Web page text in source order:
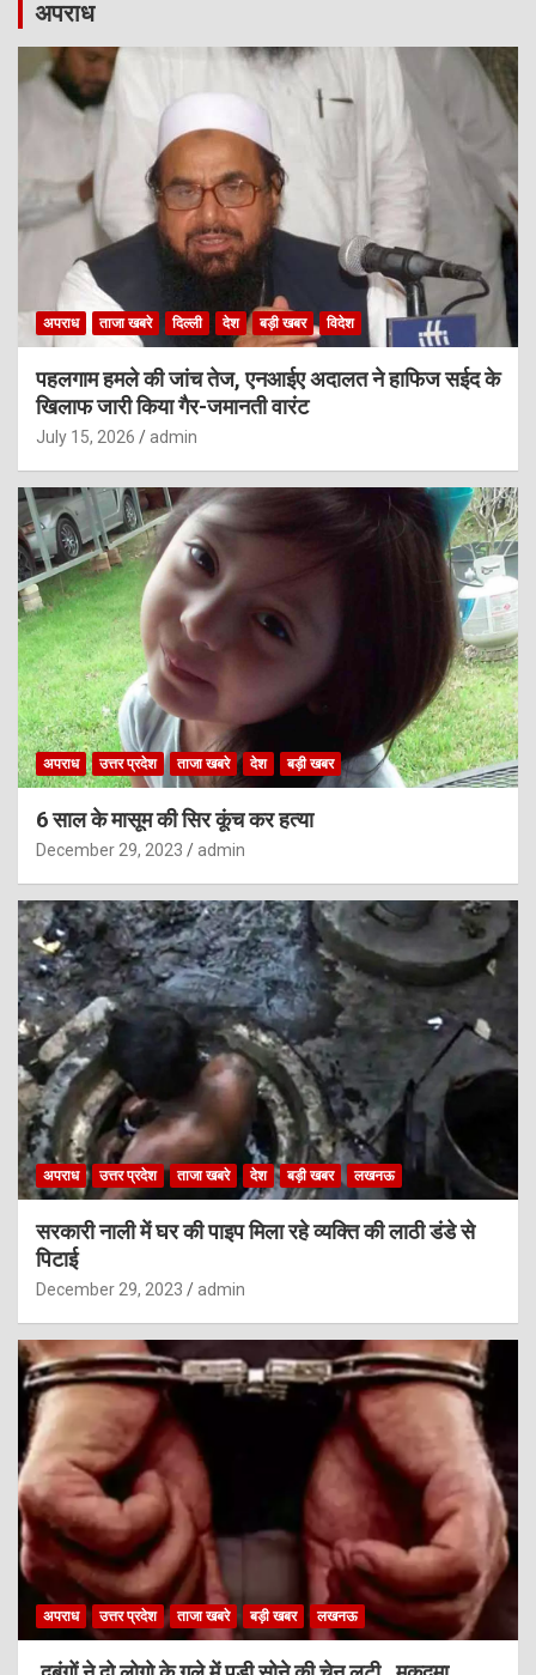
अपराध
अपराध ताजा खबरे दिल्ली देश बड़ी खबर विदेश
पहलगाम हमले की जांच तेज, एनआईए अदालत ने हाफिज सईद के
खिलाफ जारी किया गैर-जमानती वारंट
July 15, 2026 admin
अपराध उत्तर प्रदेश ताजा खबरे देश बड़ी खबर
6 साल के मासूम की सिर कूंच कर हत्या
December 29, 2023 admin
अपराध उत्तर प्रदेश ताजा खबरे देश बड़ी खबर लखनऊ
सरकारी नाली में घर की पाइप मिला रहे व्यक्ति की लाठी डंडे से
पिटाई
December 29, 2023 admin
अपराध उत्तर प्रदेश ताजा खबरे बड़ी खबर लखनऊ